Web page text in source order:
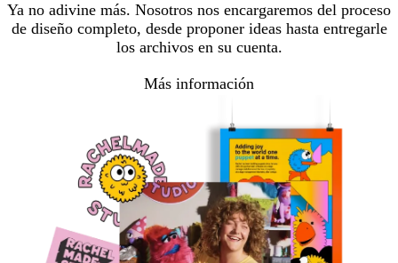
Ya no adivine más. Nosotros nos encargaremos del proceso
de diseño completo, desde proponer ideas hasta entregarle
los archivos en su cuenta.
Más información